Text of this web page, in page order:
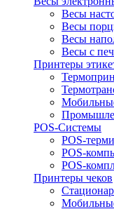
Весы
Весы
Весы
Весы с
Принтеры
POS-Системы
POS-
POS-
POS-
Принтеры чеков